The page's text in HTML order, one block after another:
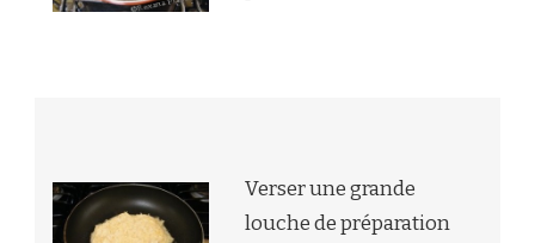
Verser une grande
louche de préparation